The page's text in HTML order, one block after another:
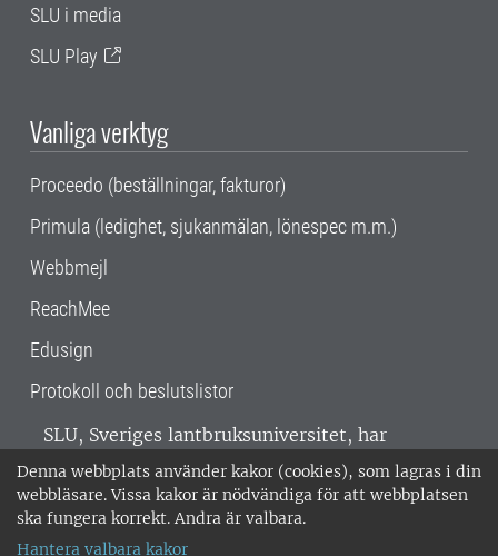
Denna webbplats använder kakor (cookies), som lagras i din
webbläsare. Vissa kakor är nödvändiga för att webbplatsen
ska fungera korrekt. Andra är valbara.
Hantera valbara kakor
SLU i media
SLU Play
Vanliga verktyg
Proceedo (beställningar, fakturor)
Primula (ledighet, sjukanmälan, lönespec m.m.)
Webbmejl
ReachMee
Edusign
Protokoll och beslutslistor
SLU, Sveriges lantbruksuniversitet, har
verksamhet över hela Sverige. Huvudorter är
Alnarp, Uppsala och Umeå.SLU är
miljöcertifierat enligt ISO 14001. •
018-67 10 00 • Org nr: 202100-2817 •